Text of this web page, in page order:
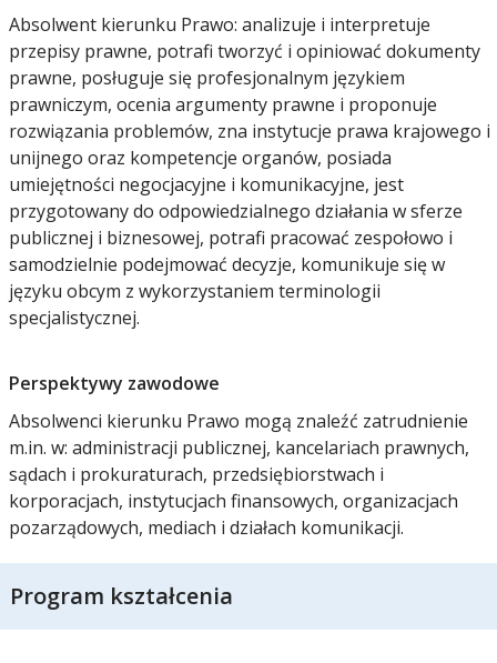
Absolwent kierunku Prawo: analizuje i interpretuje
przepisy prawne, potrafi tworzyć i opiniować dokumenty
prawne, posługuje się profesjonalnym językiem
prawniczym, ocenia argumenty prawne i proponuje
rozwiązania problemów, zna instytucje prawa krajowego i
unijnego oraz kompetencje organów, posiada
umiejętności negocjacyjne i komunikacyjne, jest
przygotowany do odpowiedzialnego działania w sferze
publicznej i biznesowej, potrafi pracować zespołowo i
samodzielnie podejmować decyzje, komunikuje się w
języku obcym z wykorzystaniem terminologii
specjalistycznej.
Perspektywy zawodowe
Absolwenci kierunku Prawo mogą znaleźć zatrudnienie
m.in. w: administracji publicznej, kancelariach prawnych,
sądach i prokuraturach, przedsiębiorstwach i
korporacjach, instytucjach finansowych, organizacjach
pozarządowych, mediach i działach komunikacji.
Program kształcenia